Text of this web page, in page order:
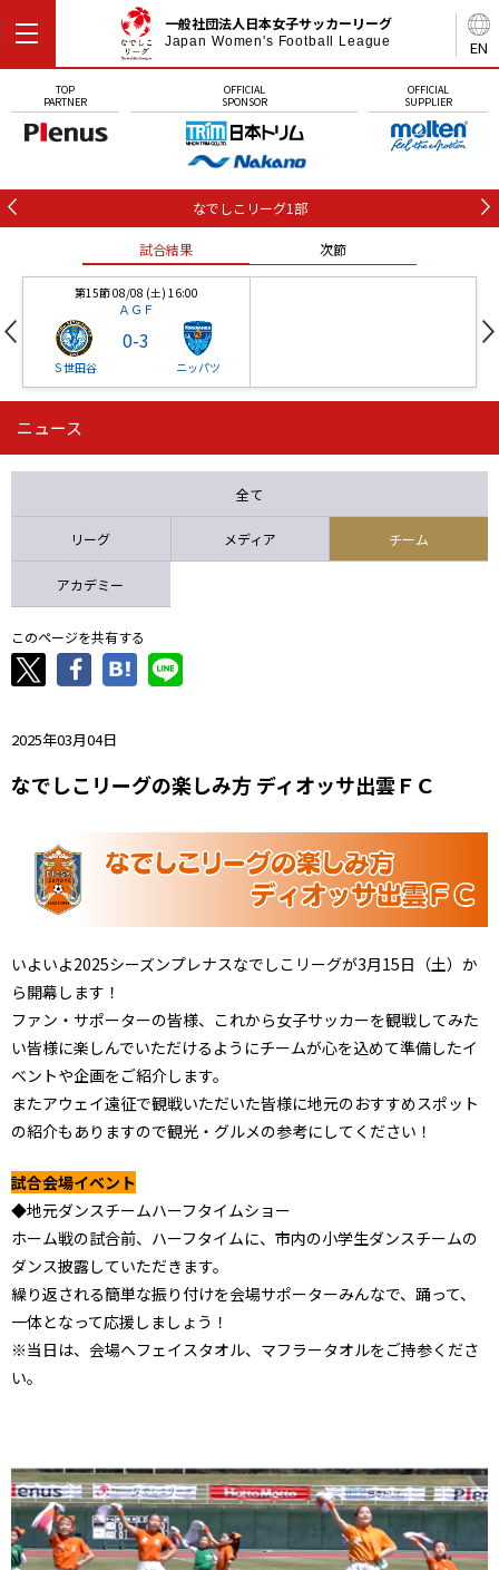
EN
一般社団法人日本女子サッカーリーグ
Japan Women's Football League
TOP
PARTNER
OFFICIAL
SPONSOR
OFFICIAL
SUPPLIER
なでしこリーグ1部
試合結果 次節
第15節 08/08 (土) 16:00
ＡＧＦ
Ｓ世田谷
0-3
ニッパツ
第16節 09/05 (土) 15:00
ニッパツ 石人の星
ニュース
全て
リーグ メディア チーム
アカデミー
このページを共有する
2025年03月04日
なでしこリーグの楽しみ方 ディオッサ出雲ＦＣ
いよいよ2025シーズンプレナスなでしこリーグが3月15日（土）か
ら開幕します！
ファン・サポーターの皆様、これから女子サッカーを観戦してみた
い皆様に楽しんでいただけるようにチームが心を込めて準備したイ
ベントや企画をご紹介します。
またアウェイ遠征で観戦いただいた皆様に地元のおすすめスポット
の紹介もありますので観光・グルメの参考にしてください！
試合会場イベント
◆地元ダンスチームハーフタイムショー
ホーム戦の試合前、ハーフタイムに、市内の小学生ダンスチームの
ダンス披露していただきます。
繰り返される簡単な振り付けを会場サポーターみんなで、踊って、
一体となって応援しましょう！
※当日は、会場へフェイスタオル、マフラータオルをご持参くださ
い。